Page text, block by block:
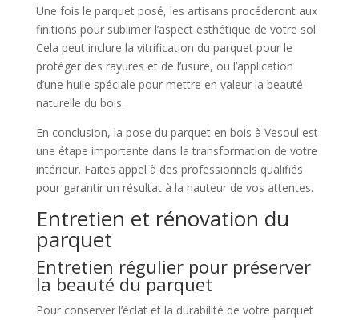
Une fois le parquet posé, les artisans procéderont aux
finitions pour sublimer l’aspect esthétique de votre sol.
Cela peut inclure la vitrification du parquet pour le
protéger des rayures et de l’usure, ou l’application
d’une huile spéciale pour mettre en valeur la beauté
naturelle du bois.
En conclusion, la pose du parquet en bois à Vesoul est
une étape importante dans la transformation de votre
intérieur. Faites appel à des professionnels qualifiés
pour garantir un résultat à la hauteur de vos attentes.
Entretien et rénovation du
parquet
Entretien régulier pour préserver
la beauté du parquet
Pour conserver l’éclat et la durabilité de votre parquet